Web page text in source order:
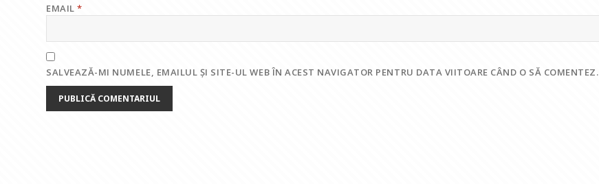
EMAIL*
SALVEAZĂ-MI NUMELE, EMAILUL ȘI SITE-UL WEB ÎN ACEST NAVIGATOR PENTRU DATA VIITOARE CÂND O SĂ COMENTEZ.